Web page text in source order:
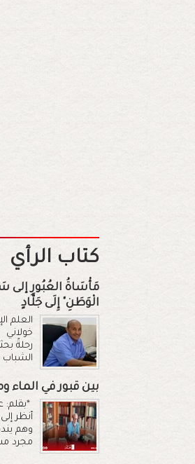
كتاب الرأي
مَأْسَاةُ العُبُورِ إلى
الْوَطَنِ" إِلَى جَلَّادٍ
العلم
رحلةً
الشباب
بين قبور في
*بقلم:
أنظر
وهم
مجرد